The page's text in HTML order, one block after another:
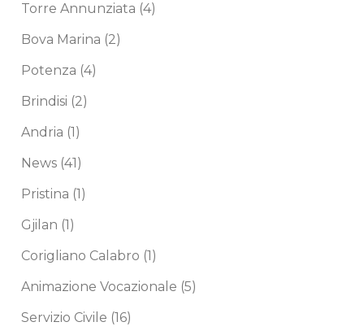
Torre Annunziata (4)
Bova Marina (2)
Potenza (4)
Brindisi (2)
Andria (1)
News (41)
Pristina (1)
Gjilan (1)
Corigliano Calabro (1)
Animazione Vocazionale (5)
Servizio Civile (16)